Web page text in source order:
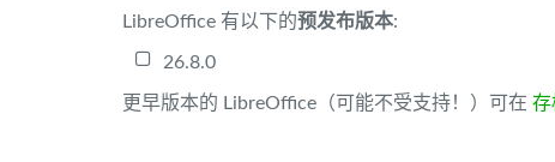
LibreOffice 有以下的预发布版本:
26.8.0
更早版本的 LibreOffice（可能不受支持！）可在 存